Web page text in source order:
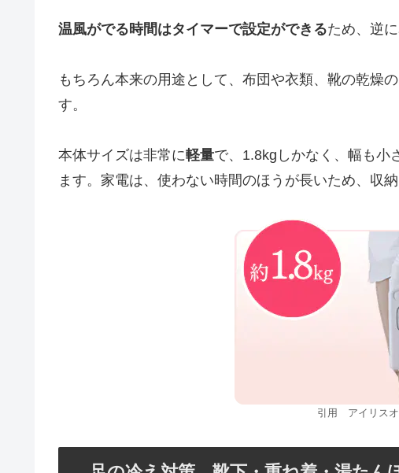
温風がでる時間はタイマーで設定ができるため、逆
もちろん本来の用途として、布団や衣類、靴の乾燥
す。
本体サイズは非常に軽量で、1.8kgしかなく、幅も小
ます。家電は、使わない時間のほうが長いため、収
引用 アイリスオ